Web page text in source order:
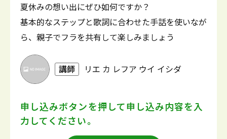
夏休みの想い出にぜひ如何ですか？
基本的なステップと歌詞に合わせた手話を使いなが
ら、親子でフラを共有して楽しみましょう
講師 リエ カ レフア ウイ イシダ
申し込みボタンを押して申し込み内容を入
力してください。